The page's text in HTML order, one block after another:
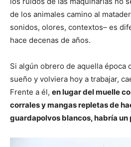
de los animales camino al
sonidos, olores, contextos– es
hace decenas de años.
Si algún obrero de aquella época
sueño y volviera hoy a trabajar,
Frente a él, en lugar del muelle
corrales y mangas repletas de
guardapolvos blancos, habría